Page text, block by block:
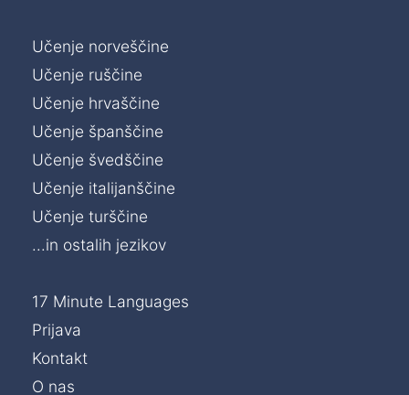
Učenje norveščine
Učenje ruščine
Učenje hrvaščine
Učenje španščine
Učenje švedščine
Učenje italijanščine
Učenje turščine
...in ostalih jezikov
17 Minute Languages
Prijava
Kontakt
O nas